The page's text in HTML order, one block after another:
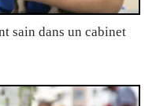
sain dans un cabinet